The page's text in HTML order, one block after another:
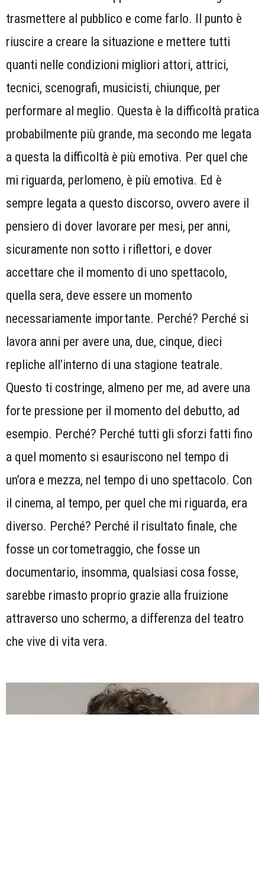
trasmettere al pubblico e come farlo. Il punto è
riuscire a creare la situazione e mettere tutti
quanti nelle condizioni migliori attori, attrici,
tecnici, scenografi, musicisti, chiunque, per
performare al meglio. Questa è la difficoltà pratica
probabilmente più grande, ma secondo me legata
a questa la difficoltà è più emotiva. Per quel che
mi riguarda, perlomeno, è più emotiva. Ed è
sempre legata a questo discorso, ovvero avere il
pensiero di dover lavorare per mesi, per anni,
sicuramente non sotto i riflettori, e dover
accettare che il momento di uno spettacolo,
quella sera, deve essere un momento
necessariamente importante. Perché? Perché si
lavora anni per avere una, due, cinque, dieci
repliche all’interno di una stagione teatrale.
Questo ti costringe, almeno per me, ad avere una
forte pressione per il momento del debutto, ad
esempio. Perché? Perché tutti gli sforzi fatti fino
a quel momento si esauriscono nel tempo di
un’ora e mezza, nel tempo di uno spettacolo. Con
il cinema, al tempo, per quel che mi riguarda, era
diverso. Perché? Perché il risultato finale, che
fosse un cortometraggio, che fosse un
documentario, insomma, qualsiasi cosa fosse,
sarebbe rimasto proprio grazie alla fruizione
attraverso uno schermo, a differenza del teatro
che vive di vita vera.